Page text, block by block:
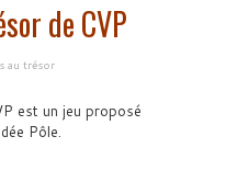
de CVP
au trésor
est un jeu proposé
Pôle.